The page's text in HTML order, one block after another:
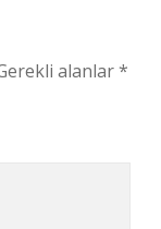
alanlar*